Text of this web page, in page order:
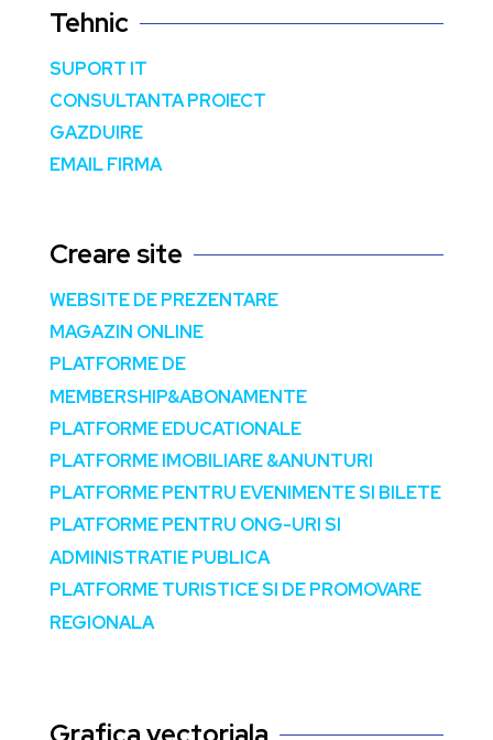
Tehnic
SUPORT IT
CONSULTANTA PROIECT
GAZDUIRE
EMAIL FIRMA
Creare site
WEBSITE DE PREZENTARE
MAGAZIN ONLINE
PLATFORME DE
MEMBERSHIP&ABONAMENTE
PLATFORME EDUCATIONALE
PLATFORME IMOBILIARE &ANUNTURI
PLATFORME PENTRU EVENIMENTE SI BILETE
PLATFORME PENTRU ONG-URI SI
ADMINISTRATIE PUBLICA
PLATFORME TURISTICE SI DE PROMOVARE
REGIONALA